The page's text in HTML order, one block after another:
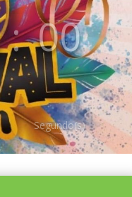
: 00
Segundo(s)